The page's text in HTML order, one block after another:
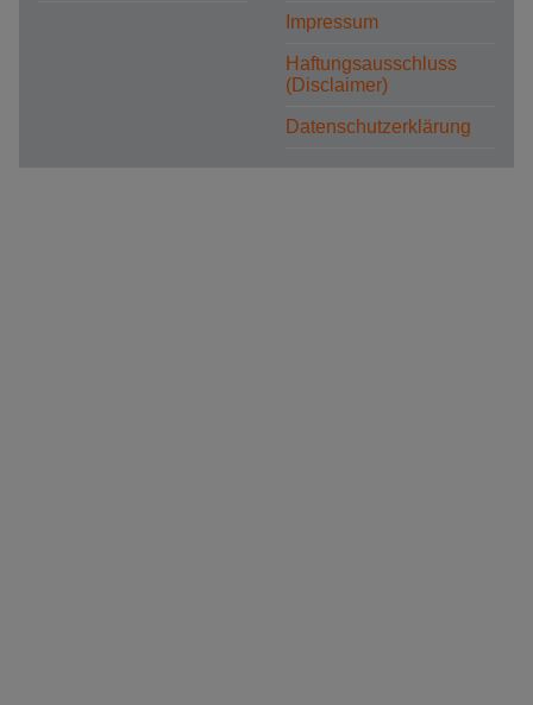
Impressum
Haftungsausschluss
(Disclaimer)
Datenschutzerklärung